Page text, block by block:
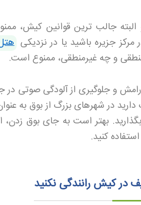
جالب ترین قوانین کیش،
جزیره باشید یا در نزدیکی
و چه غیرمنطقی، ممنوع است.
و جلوگیری از آلودگی صوتی
در شهرهای بزرگ از بوق به عنوان
بهتر است به جای بوق زدن،
کنید.
در کیش رانندگی نکنید